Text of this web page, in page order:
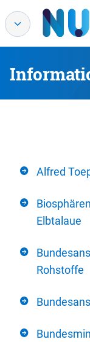
Alfred
Elbtalaue
Rohstoffe